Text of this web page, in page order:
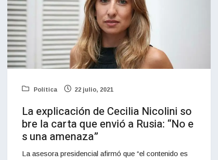
Política 22 julio, 2021
La explicación de Cecilia Nicolini so
bre la carta que envió a Rusia: “No e
s una amenaza”
La asesora presidencial afirmó que “el contenido es